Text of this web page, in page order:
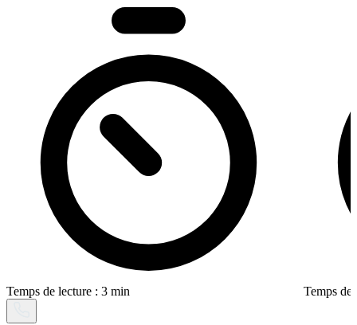
Temps de lecture : 3 min Temps de